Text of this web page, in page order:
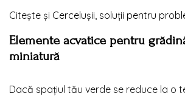
Citește și Cerceluşii, soluţii pentru
Elemente acvatice pentru
miniatură
Dacă spaţiul tău verde se reduce la o